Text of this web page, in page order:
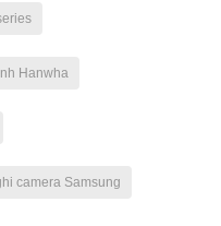
Hanwha
camera Samsung